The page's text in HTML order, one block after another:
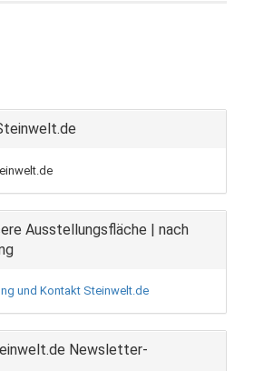
Ausstellungsfläche | nach
Newsletter-